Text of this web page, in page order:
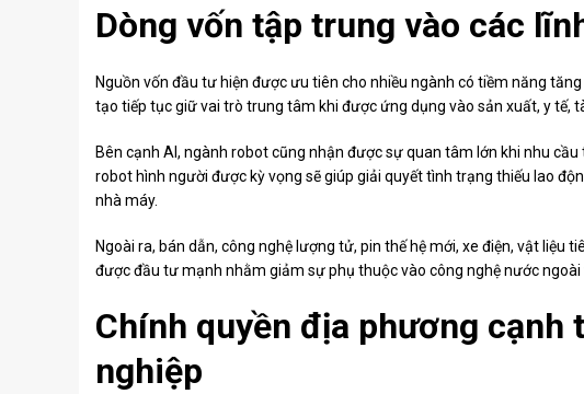
Dòng vốn tập trung vào các
Nguồn vốn đầu tư hiện được ưu tiên cho nhiều ngành có tiềm năng
tạo tiếp tục giữ vai trò trung tâm khi được ứng dụng vào sản xuất, y tế,
Bên cạnh AI, ngành robot cũng nhận được sự quan tâm lớn khi nhu
robot hình người được kỳ vọng sẽ giúp giải quyết tình trạng thiếu lao
nhà máy.
Ngoài ra, bán dẫn, công nghệ lượng tử, pin thế hệ mới, xe điện, vật liệu
được đầu tư mạnh nhằm giảm sự phụ thuộc vào công nghệ nước ngoài
Chính quyền địa phương cạnh
nghiệp